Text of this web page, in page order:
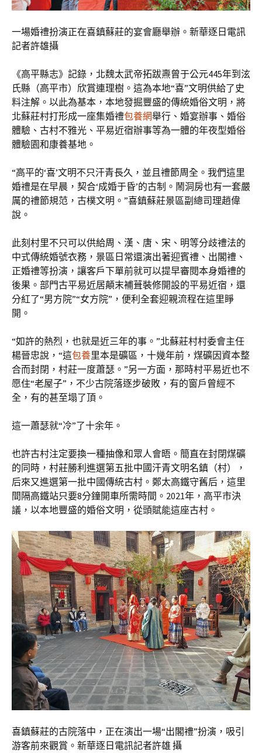
一場婚禮扮演正在喜鎮蘇莊的宴會廳舉辦。新華逐日電訊
記者許雄攝
《高平縣志》記錄，北魏太武帝拓跋燾曾于公元445年到泫
氏縣（高平市）欣賞連理樹。這為本地“喜”文明供給了史
料注解。以此為基本，本地發掘豐盛的傳統婚俗文明，將
北蘇莊村打形成一座集婚禮包養網舉行、婚宴辦事、婚俗
體驗、古村不雅光、平易近宿辦事等為一體的年夜型婚俗
體驗園和康養基地。
“高平的‘喜’文明不只汗青長久，並且禮節周全。我們這里
婚禮是在早晨，契合‘成婚于昏’的古制。鬧洞房也有一套嚴
厲的禮節規范，古樸文明。”喜鎮蘇莊景區副總司理趙偉
說。
此刻村里不只可以供給周、漢、唐、宋、明等分歧禮法的
中式傳統婚號衣務，景區日常還演出著迎賓禮、出閣禮、
正婚禮等扮演，讓客戶下單前就可以提早審閱本身婚禮的
後果。部門古平易近居顛末補葺裝修開設的平易近宿，還
分紅了“男方院”“女方院”，便利全套迎親流程在這里睜
開。
“如許的熱烈，也就是近三年的事。”北蘇莊村村委會主任
楊晉忠說，“這包養里本是礦區，十幾年前，煤礦因資本整
合而封閉，村莊一度蕭瑟。”另一方面，那時村平易近也不
愿住“老屋子”，不少古院落逐步破敗，有的窗戶曾經不
全，有的甚至塌了頂。
這一蕭瑟就“冷”了十余年。
也許古村注定要換一種抽像和眾人會晤。簡直在封閉煤礦
的同時，村莊勝利進選第五批中國汗青文明名鎮（村），
后來又進選第一批中國傳統古村。鄭太高鐵守舊后，這里
間隔高鐵站只要8分鐘開車所需時間。2021年，高平市決
議，以本地豐盛的婚俗文明，從頭賦能這座古村。
喜鎮蘇莊的古院落中，正在演出一場“出閣禮”扮演，吸引
游客前來觀賞。新華逐日電訊記者許雄 攝